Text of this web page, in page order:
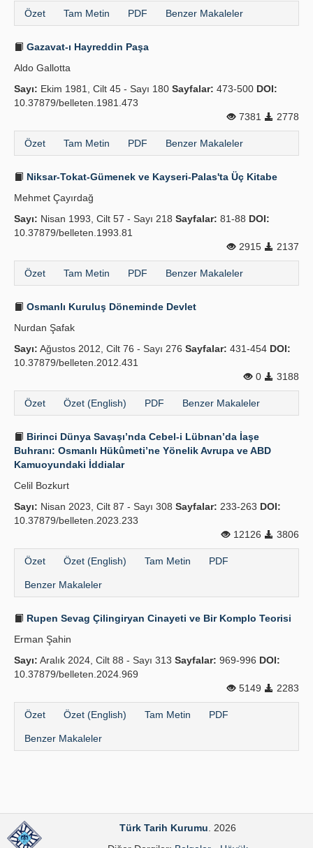
Özet Tam Metin PDF Benzer Makaleler
Gazavat-ı Hayreddin Paşa
Aldo Gallotta
Sayı: Ekim 1981, Cilt 45 - Sayı 180 Sayfalar: 473-500 DOI:
10.37879/belleten.1981.473
7381
2778
Özet Tam Metin PDF Benzer Makaleler
Niksar-Tokat-Gümenek ve Kayseri-Palas'ta Üç Kitabe
Mehmet Çayırdağ
Sayı: Nisan 1993, Cilt 57 - Sayı 218 Sayfalar: 81-88 DOI:
10.37879/belleten.1993.81
2915
2137
Özet Tam Metin PDF Benzer Makaleler
Osmanlı Kuruluş Döneminde Devlet
Nurdan Şafak
Sayı: Ağustos 2012, Cilt 76 - Sayı 276 Sayfalar: 431-454 DOI:
10.37879/belleten.2012.431
0
3188
Özet Özet (English) PDF Benzer Makaleler
Birinci Dünya Savaşı’nda Cebel-i Lübnan’da İaşe
Buhranı: Osmanlı Hükûmeti’ne Yönelik Avrupa ve ABD
Kamuoyundaki İddialar
Celil Bozkurt
Sayı: Nisan 2023, Cilt 87 - Sayı 308 Sayfalar: 233-263 DOI:
10.37879/belleten.2023.233
12126
3806
Özet Özet (English) Tam Metin PDF
Benzer Makaleler
Rupen Sevag Çilingiryan Cinayeti ve Bir Komplo Teorisi
Erman Şahin
Sayı: Aralık 2024, Cilt 88 - Sayı 313 Sayfalar: 969-996 DOI:
10.37879/belleten.2024.969
5149
2283
Özet Özet (English) Tam Metin PDF
Benzer Makaleler
Türk Tarih Kurumu . 2026